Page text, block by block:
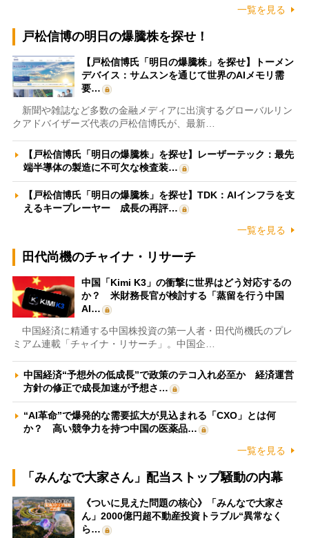
一覧を見る
戸松信博の明日の爆騰株を探せ！
【戸松信博氏「明日の爆騰株」を探せ】トーメン
デバイス：サムスンを通じて世界のAIメモリ需
要…
新聞や雑誌など多数の金融メディアに出演するグローバルリン
クアドバイザーズ代表の戸松信博氏が、最新…
【戸松信博氏「明日の爆騰株」を探せ】レーザーテック：最先
端半導体の製造に不可欠な検査装…
【戸松信博氏「明日の爆騰株」を探せ】TDK：AIインフラを支
えるキープレーヤー 成長の再評…
一覧を見る
田代尚機のチャイナ・リサーチ
中国「Kimi K3」の衝撃に世界はどう対応するの
か？ 米財務長官が検討する「蒸留を行う中国
AI…
中国経済に精通する中国株投資の第一人者・田代尚機氏のプレ
ミアム連載「チャイナ・リサーチ」。中国企…
中国経済“予想外の低成長”で政策のテコ入れ必至か 経済運営
方針の修正で成長加速が予想さ…
“AI革命”で爆発的な需要拡大が見込まれる「CXO」とは何
か？ 高い競争力を持つ中国の医薬品…
一覧を見る
「みんなで大家さん」配当ストップ騒動の内幕
《ついに見えた問題の核心》「みんなで大家さ
ん」2000億円超不動産投資トラブル“異常なく
ら…